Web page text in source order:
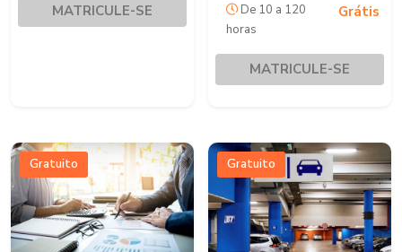
MATRICULE-SE
De 10 a 120
horas
Grátis
MATRICULE-SE
Gratuito Gratuito